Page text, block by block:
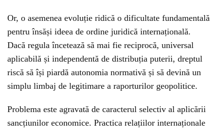
Or, o asemenea evoluție ridică o dificultate fundamentală
pentru însăși ideea de ordine juridică internațională.
Dacă regula încetează să mai fie reciprocă, universal
aplicabilă și independentă de distribuția puterii, dreptul
riscă să își piardă autonomia normativă și să devină un
simplu limbaj de legitimare a raporturilor geopolitice.
Problema este agravată de caracterul selectiv al aplicării
sancțiunilor economice. Practica relațiilor internaționale